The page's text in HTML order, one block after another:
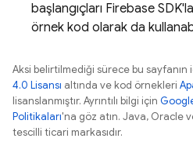
başlangıçları Firebase
örnek kod olarak da
Aksi belirtilmediği sürece bu sayfanın
4.0 Lisansı altında ve kod örnekleri
lisanslanmıştır. Ayrıntılı bilgi için
Politikaları'na göz atın. Java, Oracle
tescilli ticari markasıdır.